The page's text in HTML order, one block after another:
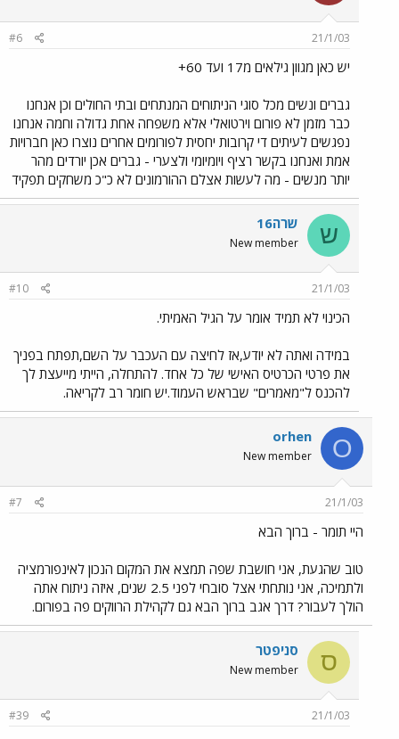
21/1/03
#6
יש כאן מגוון גילאים מ17 ועד 60+
גברים ונשים מכל סוגי הניתוחים המנתחים ובתי החולים וכן אנחנו
כבר מזמן לא פורום וירטואלי אלא משפחה אחת גדולה וחמה אנחנו
נפגשים לעיתים די קרובות יחסית לפורומים אחרים נוצרו כאן חברויות
אמת ואנחנו בקשר רציף ויומיומי ולצערי - גברים אכן יורדים מהר
יותר מנשים - מה לעשות אצלם ההורמונים לא כ"כ משחקים תפקיד
ש שרה16
New member
21/1/03
#10
הכינוי לא תמיד אומר על הגיל האמיתי.
במידה ואתה לא יודע,אז לחיצה עם העכבר על השם,תפתח בפניך
את פרטי הכרטיס האישי של כל אחד. להתחלה, הייתי מייעצת לך
להכנס ל"מאמרים" שבראש העמוד.יש חומר רב לקריאה.
O
orhen
New member
21/1/03
#7
היי תומר - ברוך הבא
טוב שהגעת, אני חושבת שפה תמצא את המקום הנכון לאינפורמציה
ולתמיכה, אני נותחתי אצל סובחי לפני 2.5 שנים, איזה ניתוח אתה
הולך לעבור? דרך אגב ברוך הבא גם לקהילת הרווקים פה בפורום.
ס סניפטר
New member
21/1/03
#39